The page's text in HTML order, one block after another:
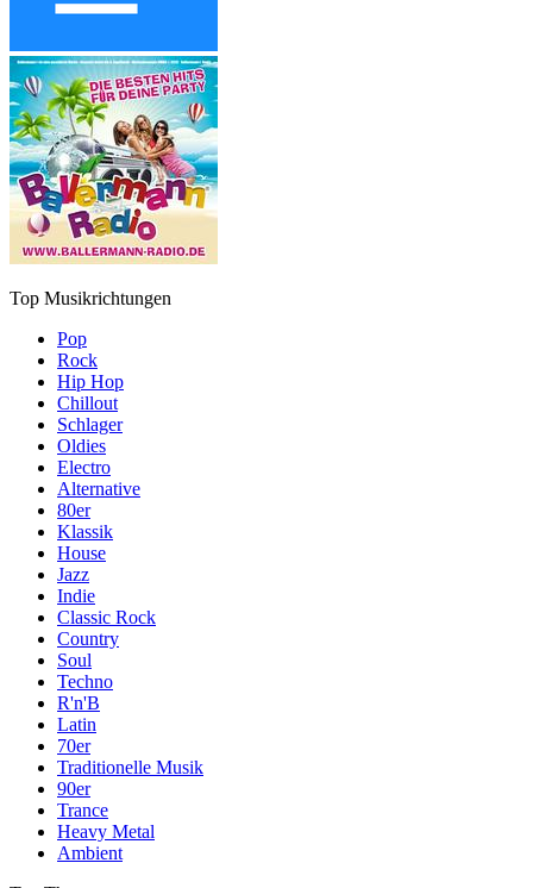
Top Musikrichtungen
Pop
Rock
Hip Hop
Chillout
Schlager
Oldies
Electro
Alternative
80er
Klassik
House
Jazz
Indie
Classic Rock
Country
Soul
Techno
R'n'B
Latin
70er
Traditionelle Musik
90er
Trance
Heavy Metal
Ambient